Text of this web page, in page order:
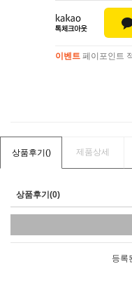
이벤트 페이포인트
상품후기() 제품상세
상품후기(0)
등록